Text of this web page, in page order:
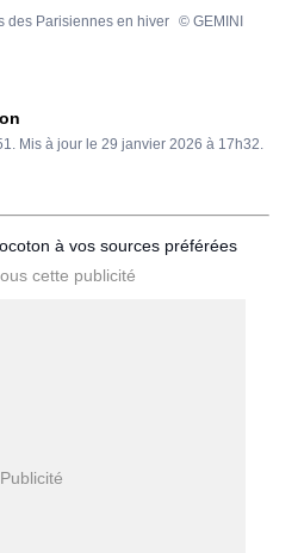
des Parisiennes en hiver © GEMINI
Mis à jour le 29 janvier 2026 à 17h32.
à vos sources préférées